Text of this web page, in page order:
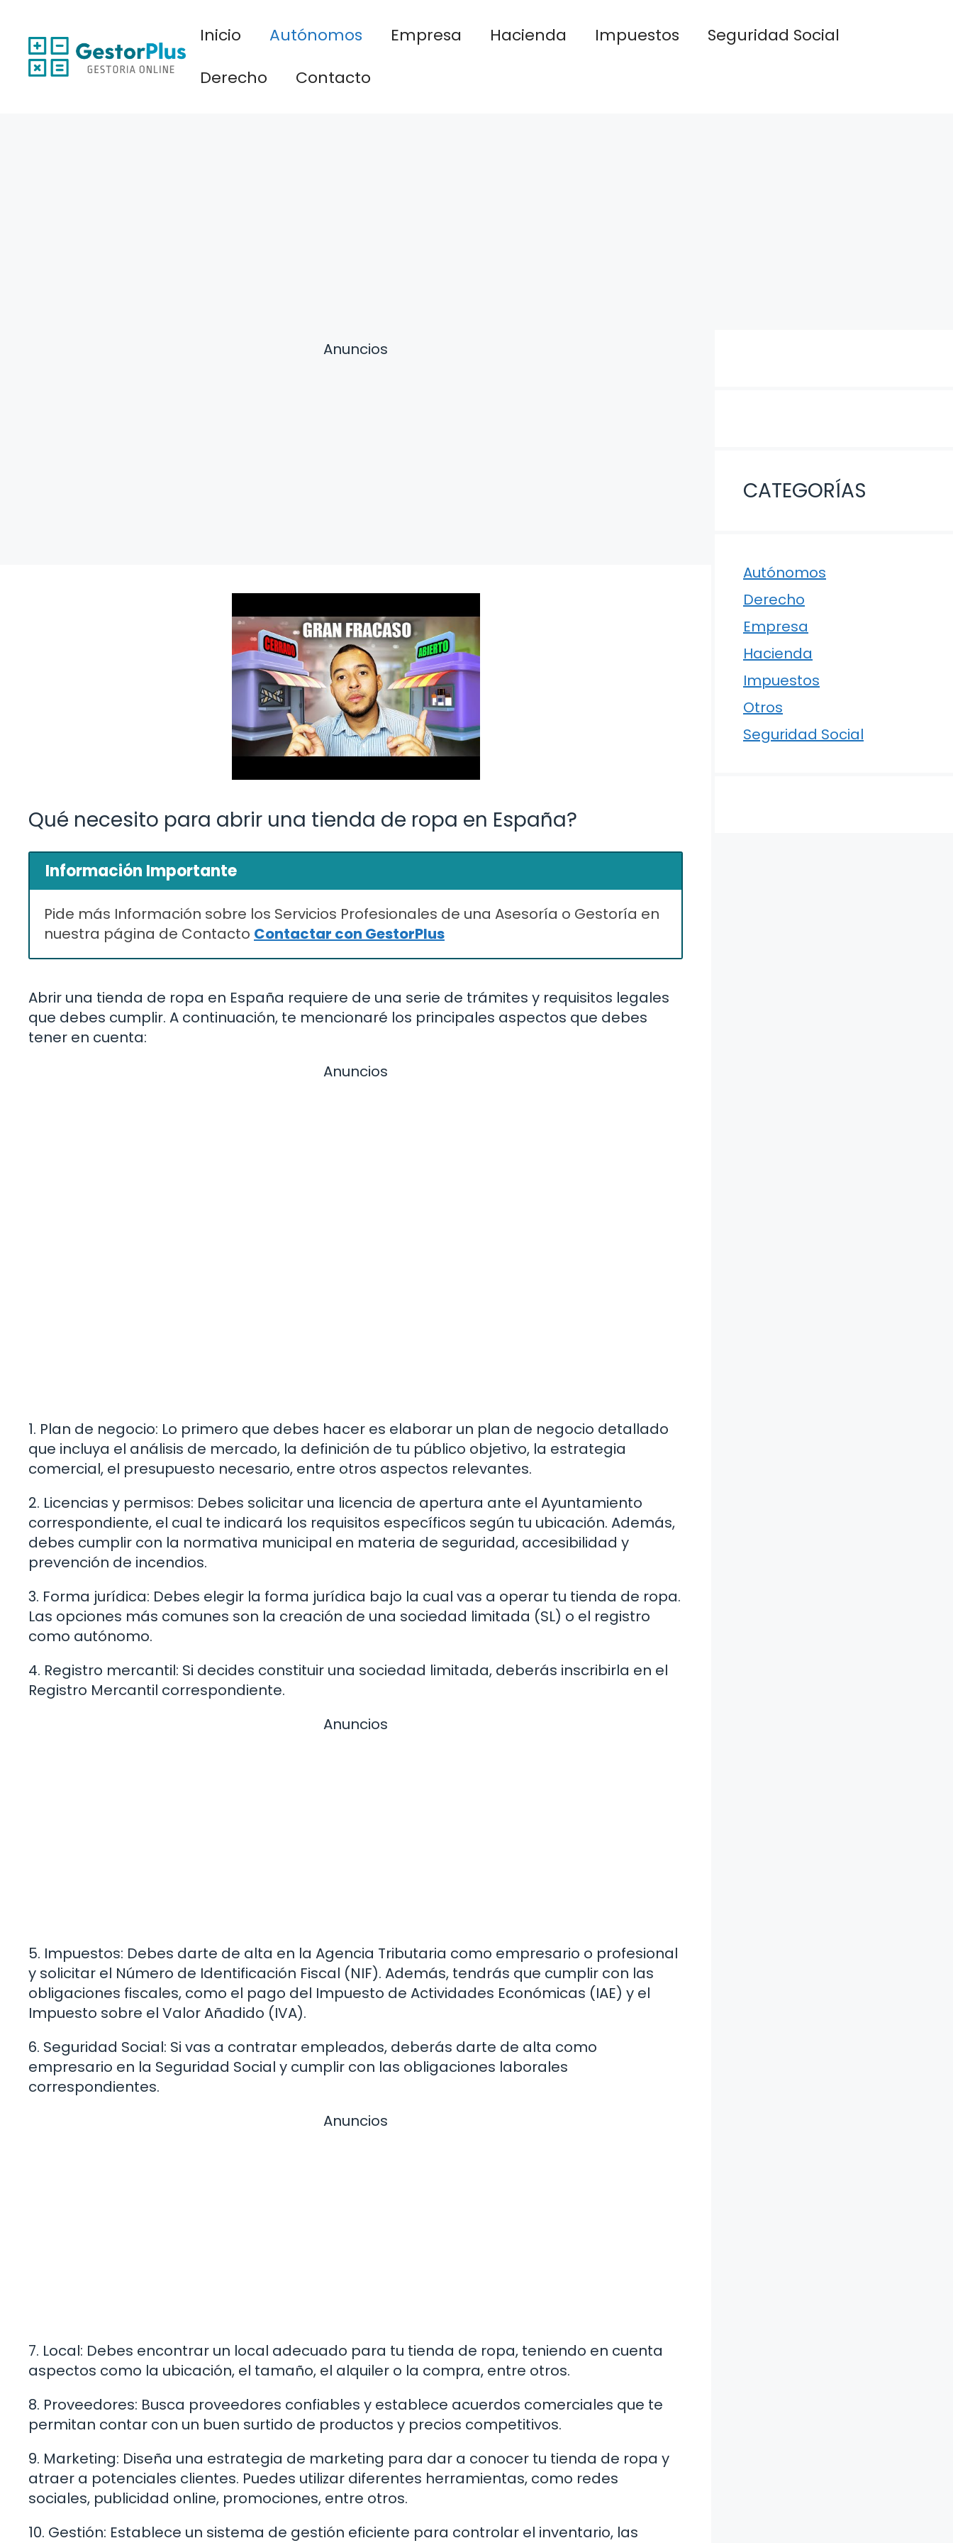
contenido
Inicio Autónomos Empresa Hacienda Impuestos
Seguridad Social
Derecho
Contacto
Anuncios
Qué necesito para abrir una tienda de ropa en España?
Información Importante
Pide más Información sobre los Servicios Profesionales de una Asesoría o Gestoría en
nuestra página de Contacto Contactar con GestorPlus
Abrir una tienda de ropa en España requiere de una serie de trámites y requisitos legales
que debes cumplir. A continuación, te mencionaré los principales aspectos que debes
tener en cuenta:
Anuncios
1. Plan de negocio: Lo primero que debes hacer es elaborar un plan de negocio detallado
que incluya el análisis de mercado, la definición de tu público objetivo, la estrategia
comercial, el presupuesto necesario, entre otros aspectos relevantes.
2. Licencias y permisos: Debes solicitar una licencia de apertura ante el Ayuntamiento
correspondiente, el cual te indicará los requisitos específicos según tu ubicación. Además,
debes cumplir con la normativa municipal en materia de seguridad, accesibilidad y
prevención de incendios.
3. Forma jurídica: Debes elegir la forma jurídica bajo la cual vas a operar tu tienda de ropa.
Las opciones más comunes son la creación de una sociedad limitada (SL) o el registro
como autónomo.
4. Registro mercantil: Si decides constituir una sociedad limitada, deberás inscribirla en el
Registro Mercantil correspondiente.
Anuncios
5. Impuestos: Debes darte de alta en la Agencia Tributaria como empresario o profesional
y solicitar el Número de Identificación Fiscal (NIF). Además, tendrás que cumplir con las
obligaciones fiscales, como el pago del Impuesto de Actividades Económicas (IAE) y el
Impuesto sobre el Valor Añadido (IVA).
6. Seguridad Social: Si vas a contratar empleados, deberás darte de alta como
empresario en la Seguridad Social y cumplir con las obligaciones laborales
correspondientes.
Anuncios
7. Local: Debes encontrar un local adecuado para tu tienda de ropa, teniendo en cuenta
aspectos como la ubicación, el tamaño, el alquiler o la compra, entre otros.
8. Proveedores: Busca proveedores confiables y establece acuerdos comerciales que te
permitan contar con un buen surtido de productos y precios competitivos.
9. Marketing: Diseña una estrategia de marketing para dar a conocer tu tienda de ropa y
atraer a potenciales clientes. Puedes utilizar diferentes herramientas, como redes
sociales, publicidad online, promociones, entre otros.
10. Gestión: Establece un sistema de gestión eficiente para controlar el inventario, las
CATEGORÍAS
Autónomos
Derecho
Empresa
Hacienda
Impuestos
Otros
Seguridad Social